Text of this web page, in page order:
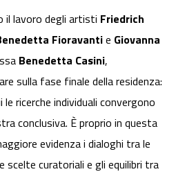
il lavoro degli artisti Friedrich
Fioravantie Giovanna
Benedetta Casini,
sulla fase finale della residenza:
ricerche individuali convergono
conclusiva. È proprio in questa
evidenza i dialoghi tra le
scelte curatoriali e gli equilibri tra